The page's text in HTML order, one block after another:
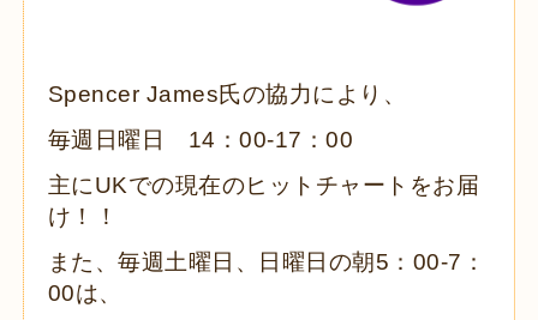
Spencer James氏の協力により、
毎週日曜日 14：00-17：00
主にUKでの現在のヒットチャートをお届
け！！
また、毎週土曜日、日曜日の朝5：00-7：
00は、